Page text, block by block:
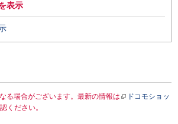
表示
る場合がございます。最新の情報は
ドコモショッ
ください。